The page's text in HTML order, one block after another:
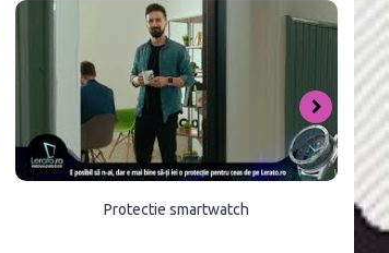
Protectie smartwatch